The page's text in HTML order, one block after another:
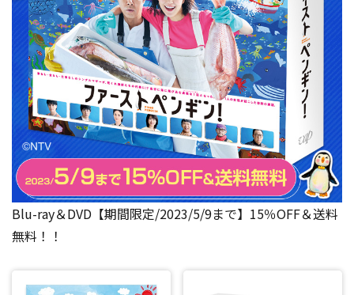
Blu-ray＆DVD【期間限定/2023/5/9まで】15％OFF＆送料
無料！！